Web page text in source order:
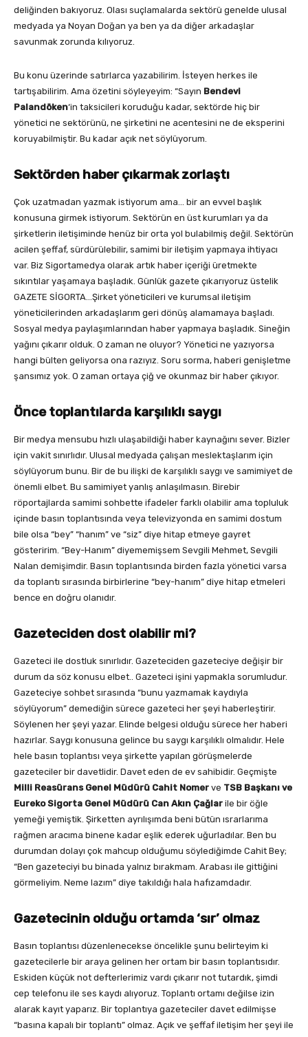
deliğinden bakıyoruz. Olası suçlamalarda sektörü genelde ulusal
medyada ya Noyan Doğan ya ben ya da diğer arkadaşlar
savunmak zorunda kılıyoruz.
Bu konu üzerinde satırlarca yazabilirim. İsteyen herkes ile
tartışabilirim. Ama özetini söyleyeyim: “Sayın Bendevi
Palandöken‘in taksicileri koruduğu kadar, sektörde hiç bir
yönetici ne sektörünü, ne şirketini ne acentesini ne de eksperini
koruyabilmiştir. Bu kadar açık net söylüyorum.
Sektörden haber çıkarmak zorlaştı
Çok uzatmadan yazmak istiyorum ama… bir an evvel başlık
konusuna girmek istiyorum. Sektörün en üst kurumları ya da
şirketlerin iletişiminde henüz bir orta yol bulabilmiş değil. Sektörün
acilen şeffaf, sürdürülebilir, samimi bir iletişim yapmaya ihtiyacı
var. Biz Sigortamedya olarak artık haber içeriği üretmekte
sıkıntılar yaşamaya başladık. Günlük gazete çıkarıyoruz üstelik
GAZETE SİGORTA…Şirket yöneticileri ve kurumsal iletişim
yöneticilerinden arkadaşlarım geri dönüş alamamaya başladı.
Sosyal medya paylaşımlarından haber yapmaya başladık. Sineğin
yağını çıkarır olduk. O zaman ne oluyor? Yönetici ne yazıyorsa
hangi bülten geliyorsa ona razıyız. Soru sorma, haberi genişletme
şansımız yok. O zaman ortaya çiğ ve okunmaz bir haber çıkıyor.
Önce toplantılarda karşılıklı saygı
Bir medya mensubu hızlı ulaşabildiği haber kaynağını sever. Bizler
için vakit sınırlıdır. Ulusal medyada çalışan meslektaşlarım için
söylüyorum bunu. Bir de bu ilişki de karşılıklı saygı ve samimiyet de
önemli elbet. Bu samimiyet yanlış anlaşılmasın. Birebir
röportajlarda samimi sohbette ifadeler farklı olabilir ama topluluk
içinde basın toplantısında veya televizyonda en samimi dostum
bile olsa “bey” “hanım” ve “siz” diye hitap etmeye gayret
gösteririm. “Bey-Hanım” diyememişsem Sevgili Mehmet, Sevgili
Nalan demişimdir. Basın toplantısında birden fazla yönetici varsa
da toplantı sırasında birbirlerine “bey-hanım” diye hitap etmeleri
bence en doğru olanıdır.
Gazeteciden dost olabilir mi?
Gazeteci ile dostluk sınırlıdır. Gazeteciden gazeteciye değişir bir
durum da söz konusu elbet.. Gazeteci işini yapmakla sorumludur.
Gazeteciye sohbet sırasında “bunu yazmamak kaydıyla
söylüyorum” demediğin sürece gazeteci her şeyi haberleştirir.
Söylenen her şeyi yazar. Elinde belgesi olduğu sürece her haberi
hazırlar. Saygı konusuna gelince bu saygı karşılıklı olmalıdır. Hele
hele basın toplantısı veya şirkette yapılan görüşmelerde
gazeteciler bir davetlidir. Davet eden de ev sahibidir. Geçmişte
Milli Reasürans Genel Müdürü Cahit Nomer ve TSB Başkanı ve
Eureko Sigorta Genel Müdürü Can Akın Çağlar ile bir öğle
yemeği yemiştik. Şirketten ayrılışımda beni bütün ısrarlarıma
rağmen aracıma binene kadar eşlik ederek uğurladılar. Ben bu
durumdan dolayı çok mahcup olduğumu söylediğimde Cahit Bey;
“Ben gazeteciyi bu binada yalnız bırakmam. Arabası ile gittiğini
görmeliyim. Neme lazım” diye takıldığı hala hafızamdadır.
Gazetecinin olduğu ortamda ‘sır’ olmaz
Basın toplantısı düzenlenecekse öncelikle şunu belirteyim ki
gazetecilerle bir araya gelinen her ortam bir basın toplantısıdır.
Eskiden küçük not defterlerimiz vardı çıkarır not tutardık, şimdi
cep telefonu ile ses kaydı alıyoruz. Toplantı ortamı değilse izin
alarak kayıt yaparız. Bir toplantıya gazeteciler davet edilmişse
“basına kapalı bir toplantı” olmaz. Açık ve şeffaf iletişim her şeyi ile